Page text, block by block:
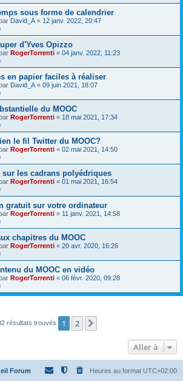
sous forme de calendrier
David_A « 12 janv. 2022, 20:47
d'Yves Opizzo
RogerTorrenti « 04 janv. 2022, 11:23
en papier faciles à réaliser
David_A « 09 juin 2021, 18:07
du MOOC
RogerTorrenti « 18 mai 2021, 17:34
le fil Twitter du MOOC?
RogerTorrenti « 02 mai 2021, 14:50
les cadrans polyédriques
RogerTorrenti « 01 mai 2021, 16:54
gratuit sur votre ordinateur
RogerTorrenti « 11 janv. 2021, 14:58
chapitres du MOOC
RogerTorrenti « 20 avr. 2020, 16:26
du MOOC en vidéo
RogerTorrenti « 06 févr. 2020, 09:28
résultats trouvés 1 2
Aller à
Forum Heures au format UTC+02:00